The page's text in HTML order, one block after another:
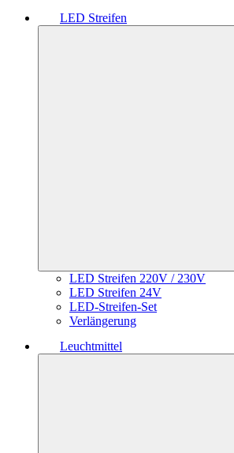
LED Streifen
LED Streifen 220V / 230V
LED Streifen 24V
LED-Streifen-Set
Verlängerung
Leuchtmittel